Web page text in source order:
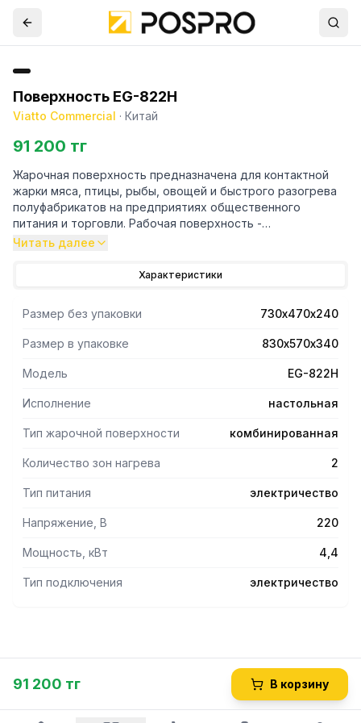
Поверхность EG-822H
Viatto Commercial · Китай
91 200 тг
Жарочная поверхность предназначена для контактной
жарки мяса, птицы, рыбы, овощей и быстрого разогрева
полуфабрикатов на предприятиях общественного
питания и торговли. Рабочая поверхность -
комбинированная (1/3 рифленая, 2/3 гладкая).
Читать далее
Характеристики
Размер без упаковки 730х470х240
Размер в упаковке 830х570х340
Модель EG-822H
Исполнение настольная
Тип жарочной поверхности комбинированная
Количество зон нагрева 2
Тип питания электричество
Напряжение, В 220
Мощность, кВт 4,4
Тип подключения электричество
91 200 тг В корзину